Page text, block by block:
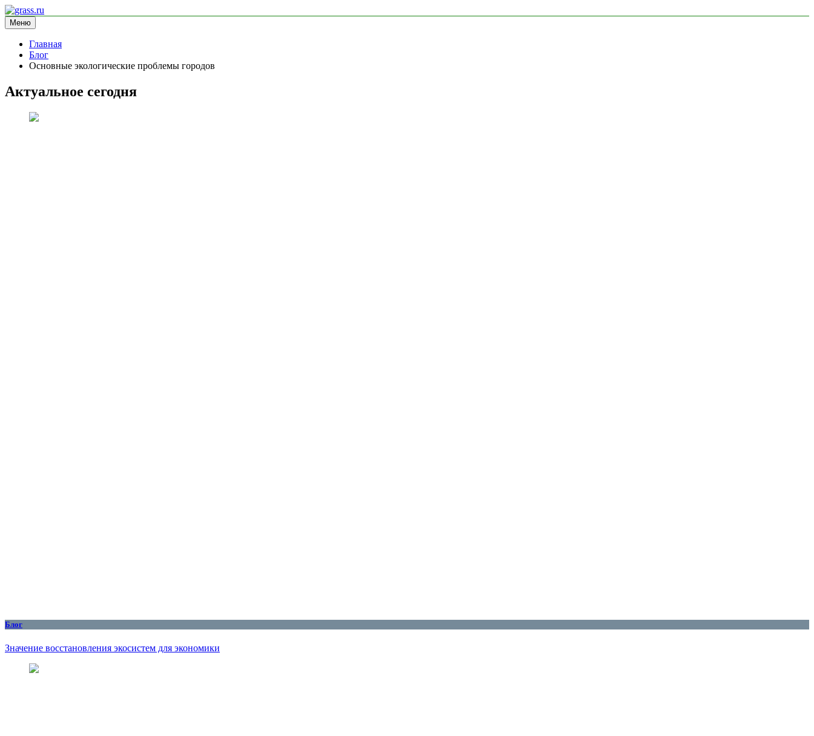
Перейти
к
содержимому
grass.ru
блог про экологию
Меню
Главная
Блог
Основные экологические проблемы городов
Актуальное сегодня
Блог
Значение восстановления экосистем для экономики